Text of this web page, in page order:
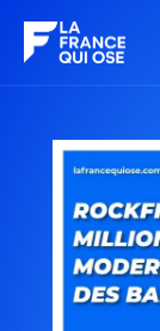
contenu